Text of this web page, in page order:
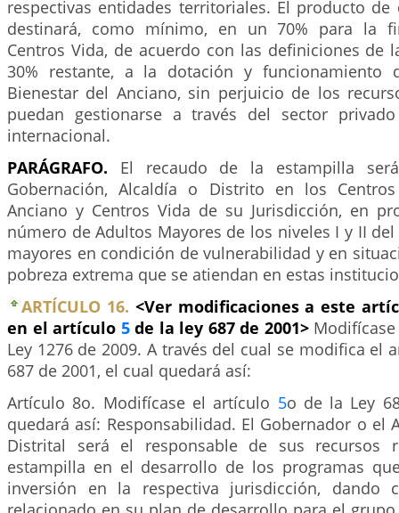
respectivas entidades territoriales. El producto de
destinará, como mínimo, en un 70% para la
Centros Vida, de acuerdo con las definiciones de
30% restante, a la dotación y funcionamiento
Bienestar del Anciano, sin perjuicio de los
puedan gestionarse a través del sector
internacional.
PARÁGRAFO. El recaudo de la estampilla
Gobernación, Alcaldía o Distrito en los
Anciano y Centros Vida de su Jurisdicción, en
número de Adultos Mayores de los niveles I y II
mayores en condición de vulnerabilidad y en
pobreza extrema que se atiendan en estas
ARTÍCULO 16. <Ver modificaciones a este
en el artículo 5de la ley 687 de 2001>
Ley 1276 de 2009. A través del cual se modifica el
687 de 2001, el cual quedará así:
Artículo 8o. Modifícase el artículo 5o de la Ley
quedará así: Responsabilidad. El Gobernador o el
Distrital será el responsable de sus recursos
estampilla en el desarrollo de los programas
inversión en la respectiva jurisdicción, dando